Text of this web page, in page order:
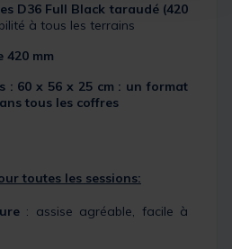
D36 Full Black taraudé (420
à tous les terrains
420 mm
: 60 x 56 x 25 cm : un format
tous les coffres
toutes les sessions:
: assise agréable, facile à